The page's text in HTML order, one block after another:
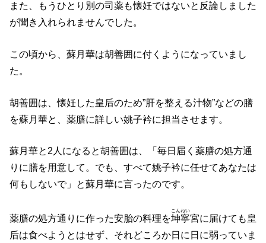
また、もうひとり別の司薬も懐妊ではないと反論しました
が聞き入れられませんでした。
この頃から、蘇月華は胡善囲に付くようになっていまし
た。
胡善囲は、懐妊した皇后のため”肝を整える汁物”などの膳
を蘇月華と、薬膳に詳しい姚子衿に担当させます。
蘇月華と2人になると胡善囲は、「毎日届く薬膳の処方通
りに膳を用意して。でも、すべて姚子衿に任せてあなたは
何もしないで」と蘇月華に言ったのです。
薬膳の処方通りに作った安胎の料理を坤寧
こんねい
宮に届けても皇
后は食べようとはせず、それどころか日に日に弱っていま